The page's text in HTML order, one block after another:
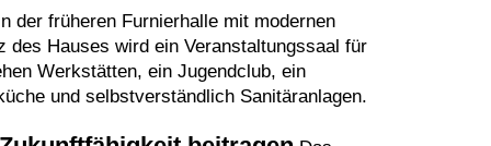
der früheren Furnierhalle mit modernen
des Hauses wird ein Veranstaltungssaal für
Werkstätten, ein Jugendclub, ein
und selbstverständlich Sanitäranlagen.